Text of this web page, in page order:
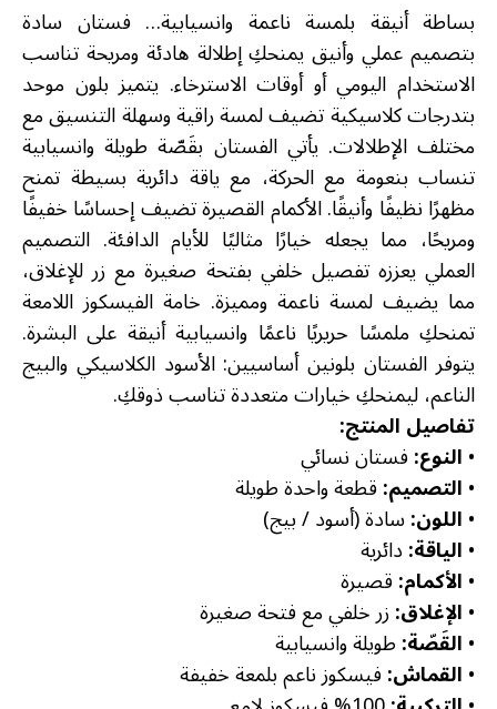
بساطة أنيقة بلمسة ناعمة وانسيابية… فستان سادة
بتصميم عملي وأنيق يمنحكِ إطلالة هادئة ومريحة تناسب
الاستخدام اليومي أو أوقات الاسترخاء. يتميز بلون موحد
بتدرجات كلاسيكية تضيف لمسة راقية وسهلة التنسيق مع
مختلف الإطلالات. يأتي الفستان بقَصّة طويلة وانسيابية
تنساب بنعومة مع الحركة، مع ياقة دائرية بسيطة تمنح
مظهرًا نظيفًا وأنيقًا. الأكمام القصيرة تضيف إحساسًا خفيفًا
ومريحًا، مما يجعله خيارًا مثاليًا للأيام الدافئة. التصميم
العملي يعززه تفصيل خلفي بفتحة صغيرة مع زر للإغلاق،
مما يضيف لمسة ناعمة ومميزة. خامة الفيسكوز اللامعة
تمنحكِ ملمسًا حريريًا ناعمًا وانسيابية أنيقة على البشرة.
يتوفر الفستان بلونين أساسيين: الأسود الكلاسيكي والبيج
الناعم، ليمنحكِ خيارات متعددة تناسب ذوقكِ.
تفاصيل المنتج:
•النوع:فستان نسائي
•التصميم:قطعة واحدة طويلة
•اللون:سادة (أسود / بيج)
•الياقة:دائرية
•الأكمام:قصيرة
•الإغلاق:زر خلفي مع فتحة صغيرة
•القَصّة:طويلة وانسيابية
•القماش:فيسكوز ناعم بلمعة خفيفة